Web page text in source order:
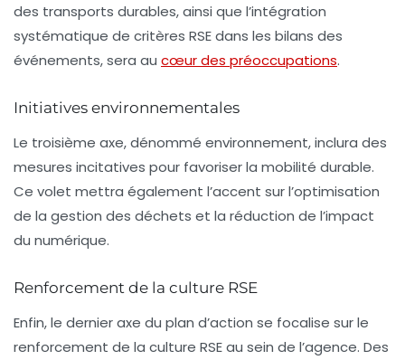
des transports durables, ainsi que l’intégration
systématique de critères RSE dans les bilans des
événements, sera au cœur des préoccupations.
Initiatives environnementales
Le troisième axe, dénommé environnement, inclura des
mesures incitatives pour favoriser la mobilité durable.
Ce volet mettra également l’accent sur l’optimisation
de la gestion des déchets et la réduction de l’impact
du numérique.
Renforcement de la culture RSE
Enfin, le dernier axe du plan d’action se focalise sur le
renforcement de la culture RSEau sein de l’agence. Des